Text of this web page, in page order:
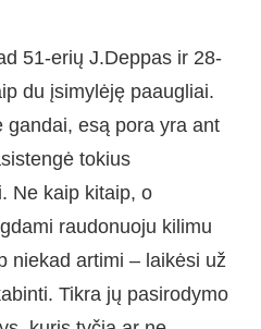
51-erių J.Deppas ir 28-
du įsimylėję paaugliai.
gandai, esą pora yra ant
tokius
Ne kaip kitaip, o
raudonuoju kilimu
niekad artimi – laikėsi už
Tikra jų pasirodymo